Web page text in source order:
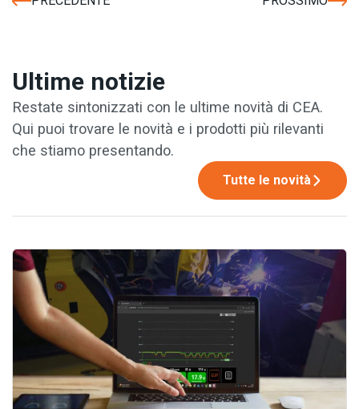
Ultime notizie
Restate sintonizzati con le ultime novità di CEA.
Qui puoi trovare le novità e i prodotti più rilevanti
che stiamo presentando.
Tutte le novità